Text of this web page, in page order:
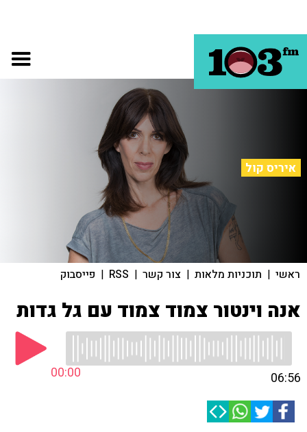
איריס קול
ראשי | תוכניות מלאות | צור קשר |
RSS
| פייסבוק
אנה וינטור צמוד צמוד עם גל גדות
00:00 06:56